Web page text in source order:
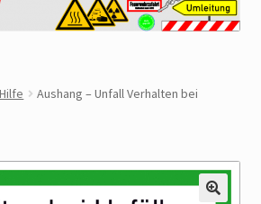
Aushang – Unfall Verhalten bei